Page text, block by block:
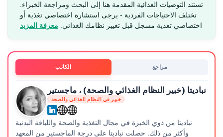
تستند التوصيات الغذائية المقدمة هنا إلى البحث ومراجعة الخبراء.
تختلف الاحتياجات الفردية - يرجى استشارة اختصاصي تغذية أو
اختصاصي تغذية مسجل قبل تغيير نظامك الغذائي. معرفة المزيد
الكاتب مراجع
نباديتا (خبير النظام الغذائي والصحة) ، ماجستير
خبير في النظام الغذائي والصحة
نباديتا من ذوي الخبرة في مجال التغذية والصحة واللياقة البدنية
وأكثر من ذلك. حصلت نباديتا على درجة الماجستير من المعهد